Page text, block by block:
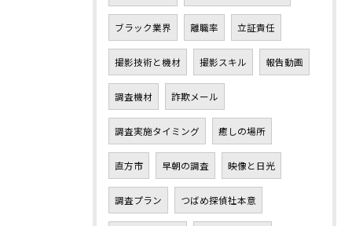
ブラック業界 離職率 立証責任
撮影技術と機材 撮影スキル 報告動画
調査機材 詐欺メール
調査実施タイミング 癒しの場所
直方市 早朝の調査 映像と日光
調査プラン つばめ探偵社本意